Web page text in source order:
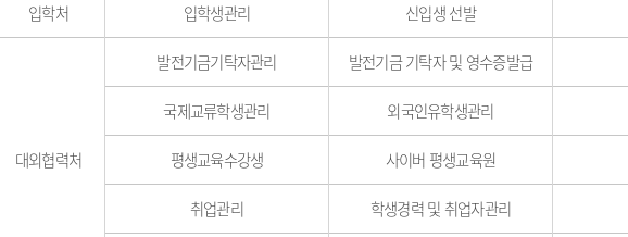
입학처 입학생관리 신입생 선발
대외협력처
발전기금기탁자관리 발전기금 기탁자 및 영수증발급
국제교류학생관리 외국인유학생관리
평생교육수강생 사이버 평생교육원
취업관리 학생경력 및 취업자관리